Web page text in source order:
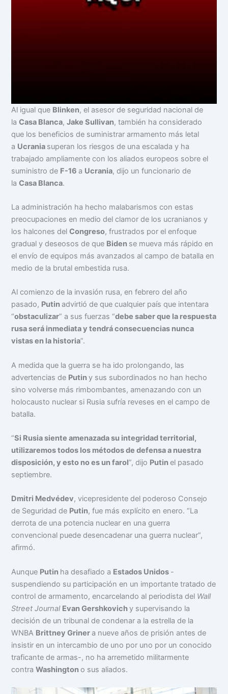
Al igual que Blinken, el asesor de seguridad nacional de
laCasa Blanca,Jake Sullivan, también ha considerado
que los beneficios de suministrar armamento más letal
a Ucrania superan los riesgos de una escalada y ha
trabajado ampliamente con los aliados europeos sobre el
suministro de F-16 a Ucrania, dijo un funcionario de
laCasa Blanca.
La administración ha hecho malabarismos con estas
preocupaciones en medio del clamor de los ucranianos y
los halcones delCongreso, frustrados por el enfoque
gradual y deseosos de que Biden se mueva más rápido en
el envío de equipos más avanzados al campo de batalla en
medio de la brutal embestida rusa.
Al comienzo de la invasión rusa, en febrero del año
pasado, Putin advirtió de que cualquier país que intentara
“obstaculizar” a sus fuerzas “debe saber que la respuesta
rusa será inmediata y tendrá consecuencias nunca
vistas en la historia”.
A medida que la guerra se ha ido prolongando, las
advertencias de Putiny sus subordinados no han hecho
sino volverse más rimbombantes, amenazando con un
holocausto nuclear si Rusia sufría reveses en el campo de
batalla.
“Si Rusia siente amenazada su integridad territorial,
utilizaremos todos los métodos de defensa a nuestra
disposición, y esto no es un farol”, dijo Putin el pasado
septiembre.
Dmitri Medvédev, vicepresidente del poderoso Consejo
de Seguridad de Putin, fue más explícito en enero. “La
derrota de una potencia nuclear en una guerra
convencional puede desencadenar una guerra nuclear”,
afirmó.
Aunque Putin ha desafiado a Estados Unidos -
suspendiendo su participación en un importante tratado de
control de armamento, encarcelando al periodista del Wall
Street Journal Evan Gershkovichy supervisando la
decisión de un tribunal de condenar a la estrella de la
WNBA Brittney Griner a nueve años de prisión antes de
insistir en un intercambio de uno por uno por un conocido
traficante de armas-, no ha arremetido militarmente
contraWashington o sus aliados.